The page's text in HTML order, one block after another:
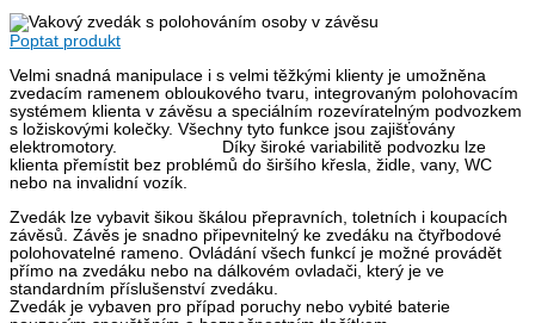
Poptat produkt
Velmi snadná manipulace i s velmi těžkými klienty je umožněna
zvedacím ramenem obloukového tvaru, integrovaným polohovacím
systémem klienta v závěsu a speciálním rozevíratelným podvozkem
s ložiskovými kolečky. Všechny tyto funkce jsou zajišťovány
elektromotory. Díky široké variabilitě podvozku lze
klienta přemístit bez problémů do širšího křesla, židle, vany, WC
nebo na invalidní vozík.
Zvedák lze vybavit šikou škálou přepravních, toletních i koupacích
závěsů. Závěs je snadno připevnitelný ke zvedáku na čtyřbodové
polohovatelné rameno. Ovládání všech funkcí je možné provádět
přímo na zvedáku nebo na dálkovém ovladači, který je ve
standardním příslušenství zvedáku.
Zvedák je vybaven pro případ poruchy nebo vybité baterie